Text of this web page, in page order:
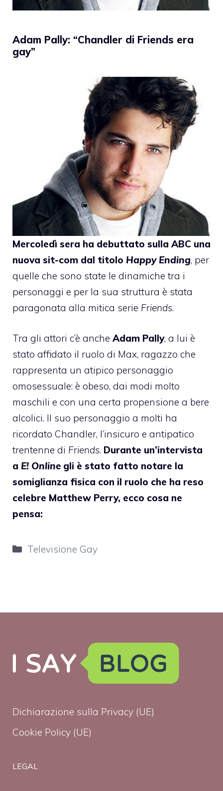
Adam Pally: “Chandler di Friends era
gay”
Mercoledì sera ha debuttato sulla ABC una
nuova sit-com dal titolo Happy Ending, per
quelle che sono state le dinamiche tra i
personaggi e per la sua struttura è stata
paragonata alla mitica serie Friends.
Tra gli attori c’è anche Adam Pally, a lui è
stato affidato il ruolo di Max, ragazzo che
rappresenta un atipico personaggio
omosessuale: è obeso, dai modi molto
maschili e con una certa propensione a bere
alcolici. Il suo personaggio a molti ha
ricordato Chandler, l’insicuro e antipatico
trentenne di Friends. Durante un’intervista
a E! Online gli è stato fatto notare la
somiglianza fisica con il ruolo che ha reso
celebre Matthew Perry, ecco cosa ne
pensa:
Categorie
Televisione Gay
Dichiarazione sulla Privacy (UE)
Cookie Policy (UE)
LEGAL